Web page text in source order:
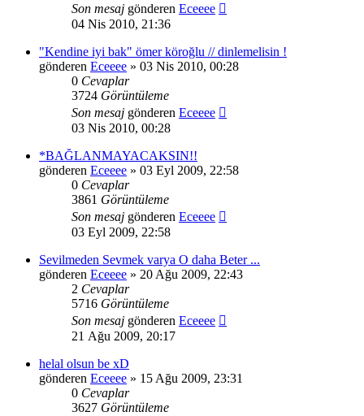
Son mesaj gönderen Eceeee
04 Nis 2010, 21:36
"Kendine iyi bak" ömer köroğlu // dinlemelisin !
gönderen Eceeee » 03 Nis 2010, 00:28
0 Cevaplar
3724 Görüntüleme
Son mesaj gönderen Eceeee
03 Nis 2010, 00:28
*BAĞLANMAYACAKSIN!!
gönderen Eceeee » 03 Eyl 2009, 22:58
0 Cevaplar
3861 Görüntüleme
Son mesaj gönderen Eceeee
03 Eyl 2009, 22:58
Sevilmeden Sevmek varya O daha Beter ...
gönderen Eceeee » 20 Ağu 2009, 22:43
2 Cevaplar
5716 Görüntüleme
Son mesaj gönderen Eceeee
21 Ağu 2009, 20:17
helal olsun be xD
gönderen Eceeee » 15 Ağu 2009, 23:31
0 Cevaplar
3627 Görüntüleme